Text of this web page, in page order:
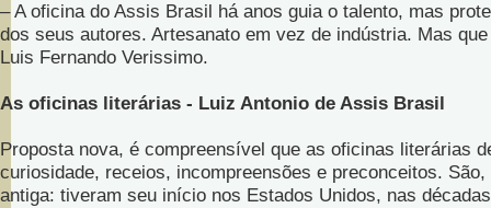
– A oficina do Assis Brasil há anos guia o talento, mas
dos seus autores. Artesanato em vez de indústria. Mas
Luis Fernando Verissimo.
As oficinas literárias - Luiz Antonio de Assis Brasil
Proposta nova, é compreensível que as oficinas literárias
curiosidade, receios, incompreensões e preconceitos.
antiga: tiveram seu início nos Estados Unidos, nas